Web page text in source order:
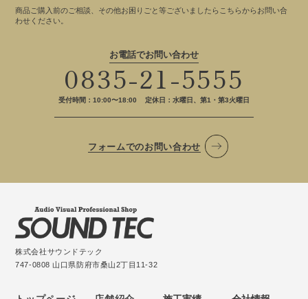
商品ご購入前のご相談、その他お困りごと等ございましたらこちらからお問い合
わせください。
お電話でお問い合わせ
0835-21-5555
受付時間：10:00〜18:00 定休日：水曜日、第1・第3火曜日
フォームでのお問い合わせ
株式会社サウンドテック
747-0808 山口県防府市桑山2丁目11-32